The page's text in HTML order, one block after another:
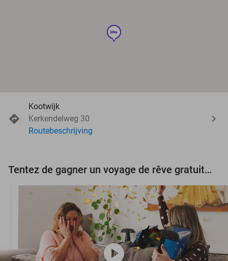
hotel
Kootwijk
Kerkendelweg 30
Routebeschrijving
Tentez de gagner un voyage de rêve gratuit d'une valeur de 3.000 € !
play_circle